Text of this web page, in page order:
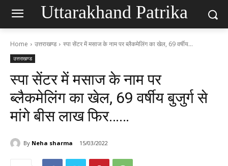
Uttarakhand Patrika
Home उत्तराखण्ड स्पा सेंटर में मसाज के नाम पर ब्लैकमेलिंग का खेल, 69 वर्षीय...
उत्तराखण्ड
स्पा सेंटर में मसाज के नाम पर
ब्लैकमेलिंग का खेल, 69 वर्षीय बुजुर्ग से
मांगे बीस लाख फिर……
By Neha sharma 15/03/2022